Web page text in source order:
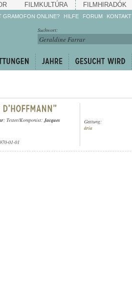
FILMKULTÚRA FILMHIRADÓK
GRAMOFON ONLINE? HILFE
Machen Sie mit!
Reden Sie mit!
weiter!
FORUM KONTAKT
Suchwort:
; Texter/Komponist:Jacques
01-01
Gattung:
ária